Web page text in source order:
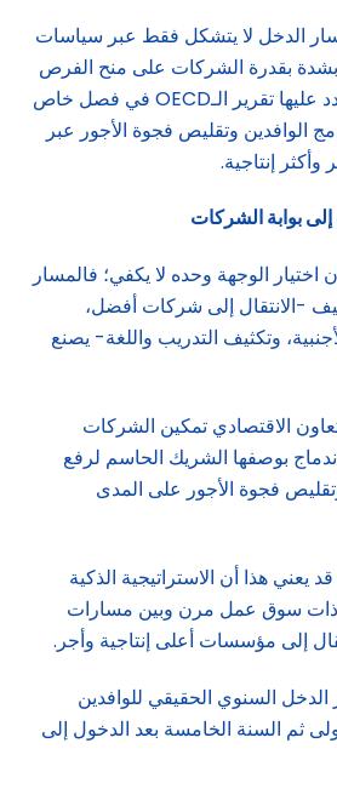
الدخل لا يتشكل فقط عبر سياسات
بشدة بقدرة الشركات على منح الفرص
والترقي، وهي نقطة شدد عليها تقرير الـOECD في فصل خاص
الوافدين وتقليص فجوة الأجور عبر
إنتاجية.
بوابة الشركات
الوجهة وحده لا يكفي؛ فالمسار
-الانتقال إلى شركات أفضل،
وتكثيف التدريب واللغة- يصنع
الاقتصادي تمكين الشركات
بوصفها الشريك الحاسم لرفع
فجوة الأجور على المدى
يعني هذا أن الاستراتيجية الذكية
ذات سوق عمل مرن وبين مسارات
إلى مؤسسات أعلى إنتاجية وأجر.
الدخل السنوي الحقيقي للوافدين
ثم السنة الخامسة بعد الدخول إلى